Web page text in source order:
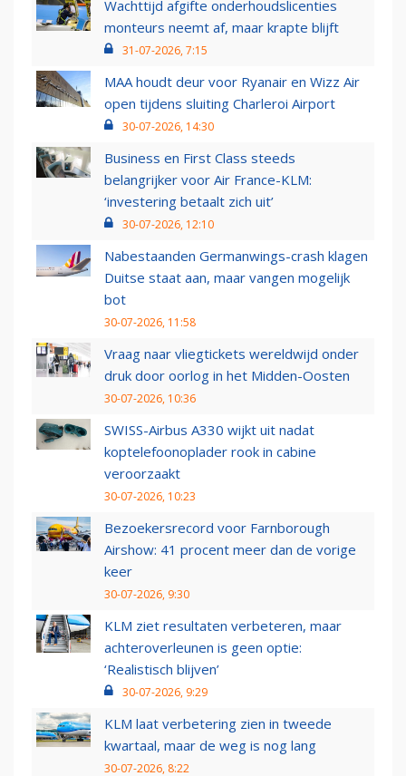
Wachttijd afgifte onderhoudslicenties
monteurs neemt af, maar krapte blijft
31-07-2026, 7:15
MAA houdt deur voor Ryanair en Wizz Air
open tijdens sluiting Charleroi Airport
30-07-2026, 14:30
Business en First Class steeds
belangrijker voor Air France-KLM:
‘investering betaalt zich uit’
30-07-2026, 12:10
Nabestaanden Germanwings-crash klagen
Duitse staat aan, maar vangen mogelijk
bot
30-07-2026, 11:58
Vraag naar vliegtickets wereldwijd onder
druk door oorlog in het Midden-Oosten
30-07-2026, 10:36
SWISS-Airbus A330 wijkt uit nadat
koptelefoonoplader rook in cabine
veroorzaakt
30-07-2026, 10:23
Bezoekersrecord voor Farnborough
Airshow: 41 procent meer dan de vorige
keer
30-07-2026, 9:30
KLM ziet resultaten verbeteren, maar
achteroverleunen is geen optie:
‘Realistisch blijven’
30-07-2026, 9:29
KLM laat verbetering zien in tweede
kwartaal, maar de weg is nog lang
30-07-2026, 8:22